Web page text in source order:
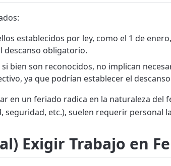
establecidos por ley, como el 1 de
descanso obligatorio.
si bien son reconocidos, no implican
ya que podrían establecer el
en un feriado radica en la naturaleza del
seguridad, etc.), suelen requerir personal
Exigir Trabajo en